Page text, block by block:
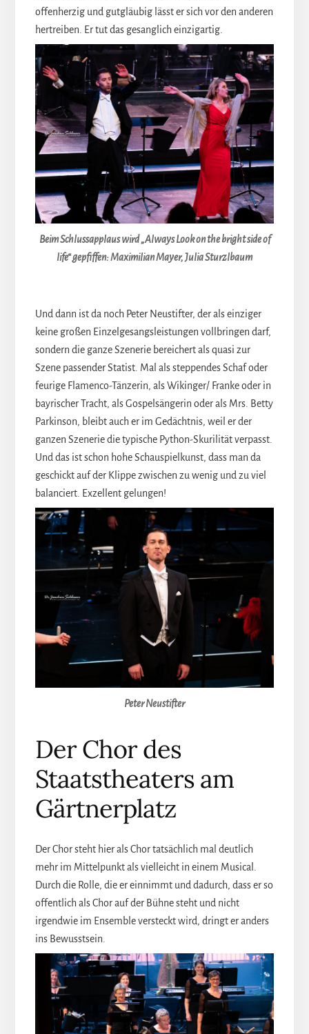
offenherzig und gutgläubig lässt er sich vor den anderen
hertreiben. Er tut das gesanglich einzigartig.
Beim Schlussapplaus wird „Always Look on the bright side of
life“ gepfiffen: Maximilian Mayer, Julia Sturzlbaum
Und dann ist da noch Peter Neustifter, der als einziger
keine großen Einzelgesangsleistungen vollbringen darf,
sondern die ganze Szenerie bereichert als quasi zur
Szene passender Statist. Mal als steppendes Schaf oder
feurige Flamenco-Tänzerin, als Wikinger/ Franke oder in
bayrischer Tracht, als Gospelsängerin oder als Mrs. Betty
Parkinson, bleibt auch er im Gedächtnis, weil er der
ganzen Szenerie die typische Python-Skurilität verpasst.
Und das ist schon hohe Schauspielkunst, dass man da
geschickt auf der Klippe zwischen zu wenig und zu viel
balanciert. Exzellent gelungen!
Peter Neustifter
Der Chor des
Staatstheaters am
Gärtnerplatz
Der Chor steht hier als Chor tatsächlich mal deutlich
mehr im Mittelpunkt als vielleicht in einem Musical.
Durch die Rolle, die er einnimmt und dadurch, dass er so
offentlich als Chor auf der Bühne steht und nicht
irgendwie im Ensemble versteckt wird, dringt er anders
ins Bewusstsein.